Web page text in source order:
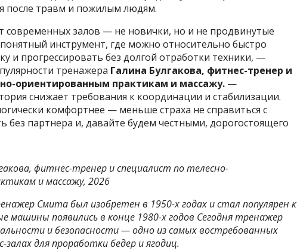
после травм и пожилым людям.
современных залов — не новички, но и не продвинутые
инструмент, где можно относительно быстро
и прогрессировать без долгой отработки техники, —
тренажера Галина Булгакова, фитнес-тренер и
ориентированным практикам и массажу. —
снижает требования к координации и стабилизации.
комфортнее — меньше страха не справиться с
без партнера и, давайте будем честными, дорогостоящего
фитнес-тренер испециалист по телесно-
и массажу, 2026
Смита был изобретен в 1950-х годах и стал популярен к
машины появились в конце 1980-х годов Сегодня тренажер
и безопасности — одно из самых востребованных
для проработки бедер и ягодиц.